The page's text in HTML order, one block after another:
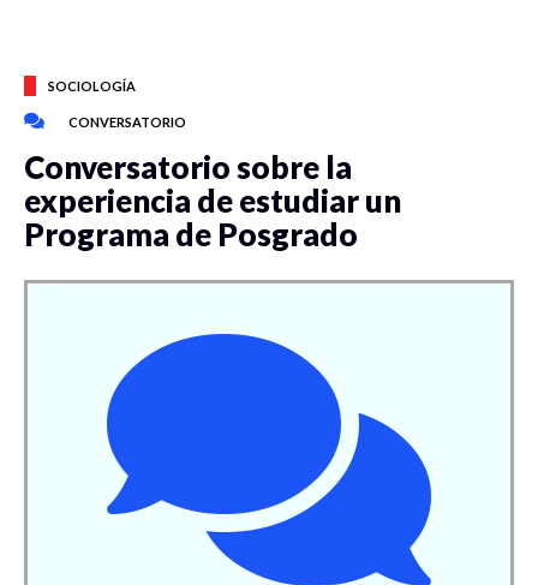
SOCIOLOGÍA
CONVERSATORIO
Conversatorio sobre la
experiencia de estudiar un
Programa de Posgrado